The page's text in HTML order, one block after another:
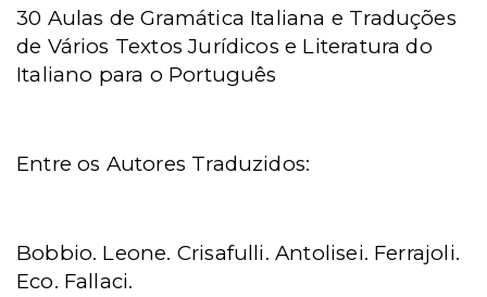
30 Aulas de Gramática Italiana e Traduções
de Vários Textos Jurídicos e Literatura do
Italiano para o Português
Entre os Autores Traduzidos:
Bobbio. Leone. Crisafulli. Antolisei. Ferrajoli.
Eco. Fallaci.